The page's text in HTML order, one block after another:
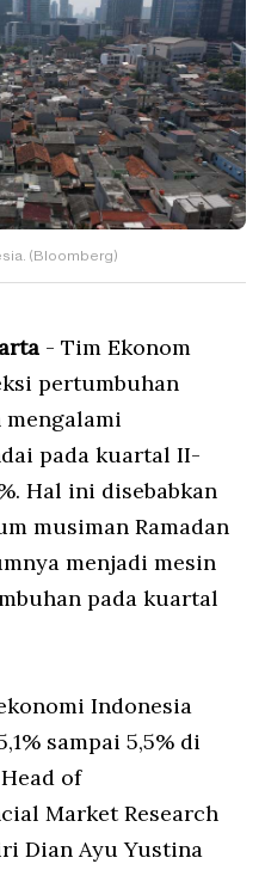
(Bloomberg)
- Tim Ekonom
pertumbuhan
mengalami
pada kuartal II-
Hal ini disebabkan
musiman Ramadan
menjadi mesin
pada kuartal
Indonesia
sampai 5,5% di
of
Market Research
Dian Ayu Yustina